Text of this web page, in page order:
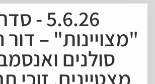
5.6.26 -
"מצויינות" –
סולנים